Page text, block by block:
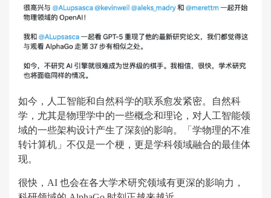
如今，人工智能和自然科学的联系愈发紧密。自然科
学，尤其是物理学中的一些概念和理论，对人工智能领
域的一些架构设计产生了深刻的影响。「学物理的不准
转计算机」不仅是一个梗，更是学科领域融合的最佳体
现。
很快，AI 也会在各大学术研究领域有更深的影响力，